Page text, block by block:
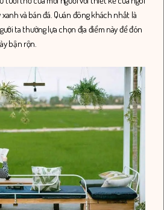
và bán đá. Quán đông khách nhất là
ta thường lựa chọn địa điểm này để đón
bận rộn.